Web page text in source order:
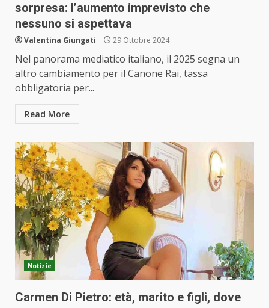
sorpresa: l’aumento imprevisto che
nessuno si aspettava
Valentina Giungati 29 Ottobre 2024
Nel panorama mediatico italiano, il 2025 segna un
altro cambiamento per il Canone Rai, tassa
obbligatoria per...
Read More
Notizie
Carmen Di Pietro: età, marito e figli, dove